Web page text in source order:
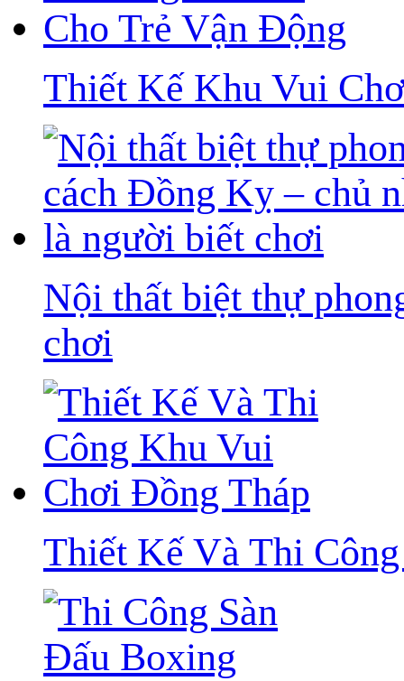
Thiết Kế Khu Vui
Nội thất biệt thự
chơi
Thiết Kế Và Thi